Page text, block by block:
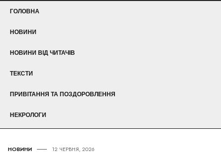
ГОЛОВНА
НОВИНИ
НОВИНИ ВІД ЧИТАЧІВ
ТЕКСТИ
ПРИВІТАННЯ ТА ПОЗДОРОВЛЕННЯ
НЕКРОЛОГИ
НОВИНИ 12 ЧЕРВНЯ, 2026